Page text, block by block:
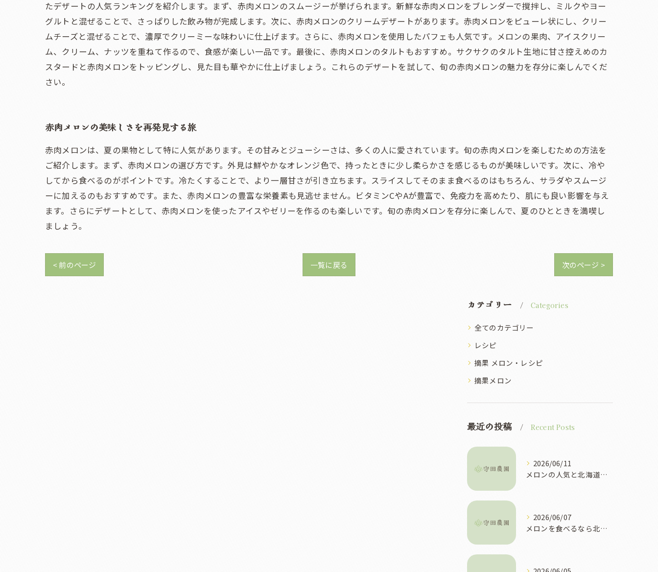
たデザートの人気ランキングを紹介します。まず、赤肉メロンのスムージーが挙げられます。新鮮な赤肉メロンをブレンダーで撹拌し、ミルクやヨー
グルトと混ぜることで、さっぱりした飲み物が完成します。次に、赤肉メロンのクリームデザートがあります。赤肉メロンをピューレ状にし、クリー
ムチーズと混ぜることで、濃厚でクリーミーな味わいに仕上げます。さらに、赤肉メロンを使用したパフェも人気です。メロンの果肉、アイスクリー
ム、クリーム、ナッツを重ねて作るので、食感が楽しい一品です。最後に、赤肉メロンのタルトもおすすめ。サクサクのタルト生地に甘さ控えめのカ
スタードと赤肉メロンをトッピングし、見た目も華やかに仕上げましょう。これらのデザートを試して、旬の赤肉メロンの魅力を存分に楽しんでくだ
さい。
赤肉メロンの美味しさを再発見する旅
赤肉メロンは、夏の果物として特に人気があります。その甘みとジューシーさは、多くの人に愛されています。旬の赤肉メロンを楽しむための方法を
ご紹介します。まず、赤肉メロンの選び方です。外見は鮮やかなオレンジ色で、持ったときに少し柔らかさを感じるものが美味しいです。次に、冷や
してから食べるのがポイントです。冷たくすることで、より一層甘さが引き立ちます。スライスしてそのまま食べるのはもちろん、サラダやスムージ
ーに加えるのもおすすめです。また、赤肉メロンの豊富な栄養素も見逃せません。ビタミンCやAが豊富で、免疫力を高めたり、肌にも良い影響を与え
ます。さらにデザートとして、赤肉メロンを使ったアイスやゼリーを作るのも楽しいです。旬の赤肉メロンを存分に楽しんで、夏のひとときを満喫し
ましょう。
< 前のページ 一覧に戻る 次のページ >
カテゴリー Categories
全てのカテゴリー
レシピ
摘果 メロン・レシピ
摘果メロン
最近の投稿 Recent Posts
2026/06/11
メロンの人気と北海道富良野市で選ぶべき理由や買い方ガイド
2026/06/07
メロンを食べるなら北海道富良野市で旬や直売所を徹底攻略